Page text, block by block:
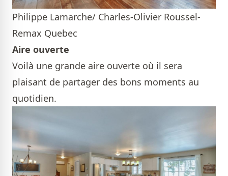
Philippe Lamarche/ Charles-Olivier Roussel-
Remax Quebec
Aire ouverte
Voilà une grande aire ouverte où il sera
plaisant de partager des bons moments au
quotidien.